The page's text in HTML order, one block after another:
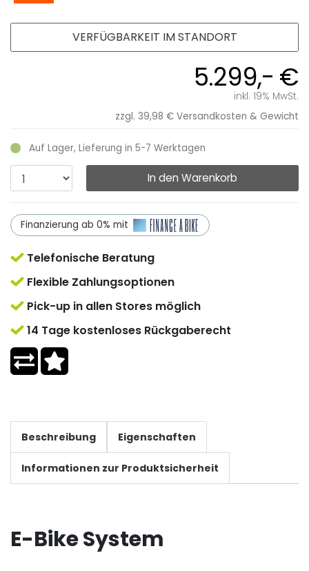
5.299,- €
inkl. 19% MwSt.
zzgl. 39,98 € Versandkosten & Gewicht
Auf Lager, Lieferung in 5-7 Werktagen
In den Warenkorb
VERFÜGBARKEIT IM STANDORT
Finanzierung ab 0% mit
Telefonische Beratung
Flexible Zahlungsoptionen
Pick-up in allen Stores möglich
14 Tage kostenloses Rückgaberecht
Beschreibung Eigenschaften
Informationen zur Produktsicherheit
E-Bike System